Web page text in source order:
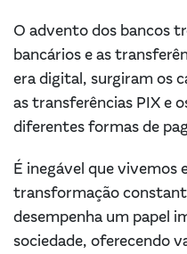
O advento dos bancos
bancários e as
era digital, surgiram os
as transferências PIX e
diferentes formas de
É inegável que vivemos
transformação
desempenha um papel
sociedade, oferecendo